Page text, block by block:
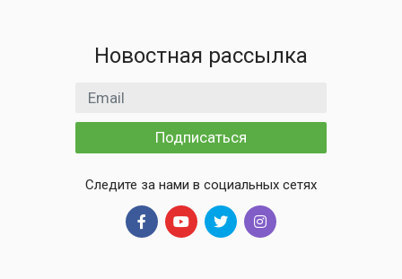
Новостная рассылка
Email адрес
Подписаться
Следите за нами в социальных сетях